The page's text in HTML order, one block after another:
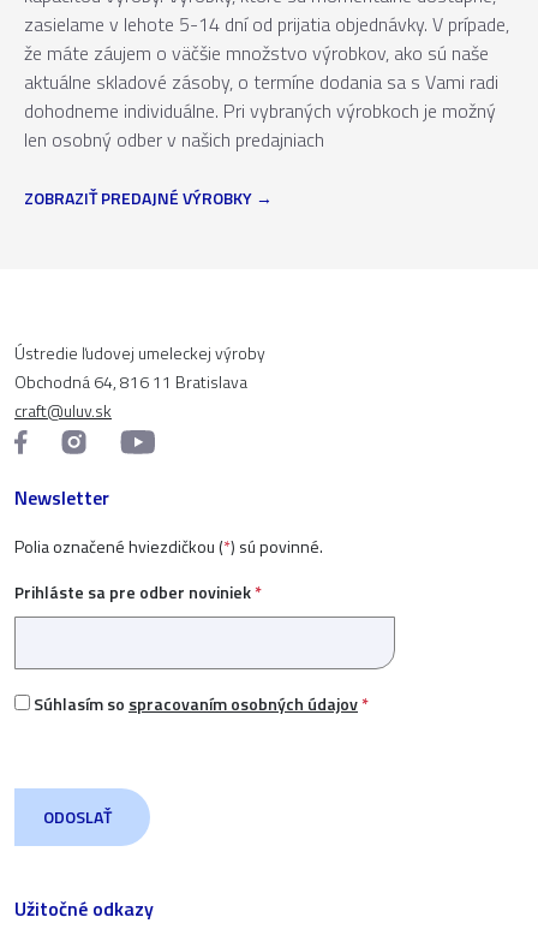
zasielame v lehote 5-14 dní od prijatia objednávky. V prípade,
že máte záujem o väčšie množstvo výrobkov, ako sú naše
aktuálne skladové zásoby, o termíne dodania sa s Vami radi
dohodneme individuálne. Pri vybraných výrobkoch je možný
len osobný odber v našich predajniach
ZOBRAZIŤ PREDAJNÉ VÝROBKY
Užitočné odkazy
Ústredie ľudovej umeleckej výroby
Obchodná 64, 816 11 Bratislava
craft@uluv.sk
Newsletter
Polia označené hviezdičkou (*) sú povinné.
Prihláste sa pre odber noviniek*
Súhlasím so spracovaním osobných údajov*